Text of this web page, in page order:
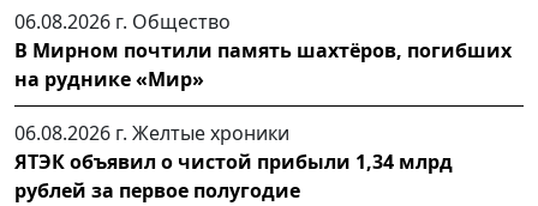
06.08.2026 г. Общество
В Мирном почтили память шахтёров, погибших
на руднике «Мир»
06.08.2026 г. Желтые хроники
ЯТЭК объявил о чистой прибыли 1,34 млрд
рублей за первое полугодие